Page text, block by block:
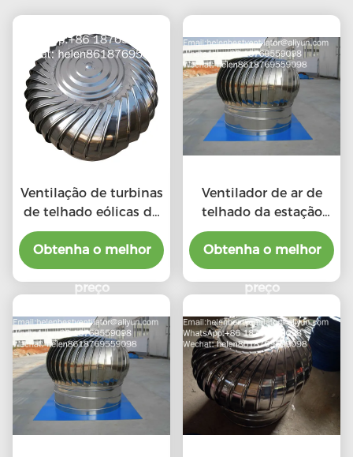
Ventilação de turbinas
de telhado eólicas de
aço inoxidável 201 LC-
BEST de tamanho 500
mm para fábrica
Obtenha o melhor
preço
Ventilador de ar de
telhado da estação
chuvosa com o preço
do benefício material
Obtenha o melhor
preço